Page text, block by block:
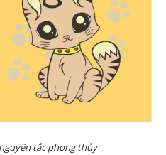
tắc phong thủy